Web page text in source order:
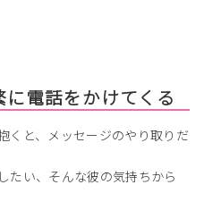
電話をかけてくる
くと、メッセージのやり取りだ
たい、そんな彼の気持ちから